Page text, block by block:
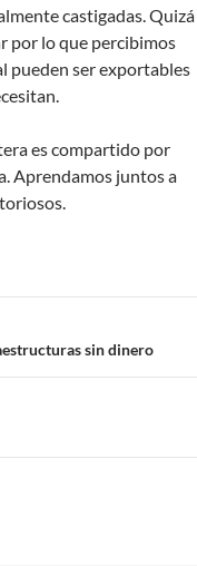
castigadas. Quizá
por lo que percibimos
pueden ser exportables
es compartido por
Aprendamos juntos a
sin dinero